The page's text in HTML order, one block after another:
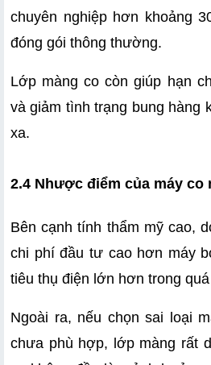
chuyên nghiệp hơn khoảng
đóng gói thông thường.
Lớp màng co còn giúp hạn
và giảm tình trạng bung hàng
xa.
2.4 Nhược điểm của máy co
Bên cạnh tính thẩm mỹ cao,
chi phí đầu tư cao hơn máy
tiêu thụ điện lớn hơn trong
Ngoài ra, nếu chọn sai loại
chưa phù hợp, lớp màng rất